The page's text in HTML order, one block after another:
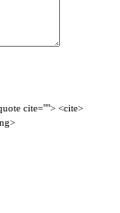
cite=""> <cite>